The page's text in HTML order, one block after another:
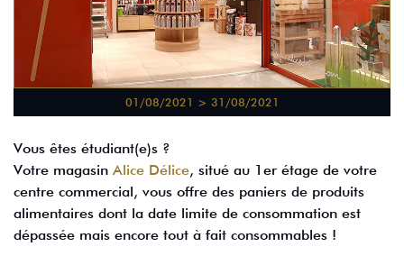
01/08/2021 > 31/08/2021
Vous êtes étudiant(e)s ?
Votre magasin Alice Délice, situé au 1er étage de votre
centre commercial, vous offre des paniers de produits
alimentaires dont la date limite de consommation est
dépassée mais encore tout à fait consommables !